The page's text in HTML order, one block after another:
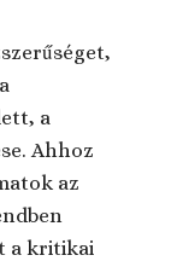
a
Ahhoz
az
a kritikai